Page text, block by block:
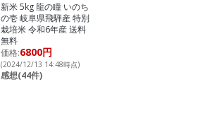
新米 5kg 龍の瞳 いのち
の壱 岐阜県飛騨産 特別
栽培米 令和6年産 送料
無料
価格:6800円
(2024/12/13 14:48時点)
感想(44件)